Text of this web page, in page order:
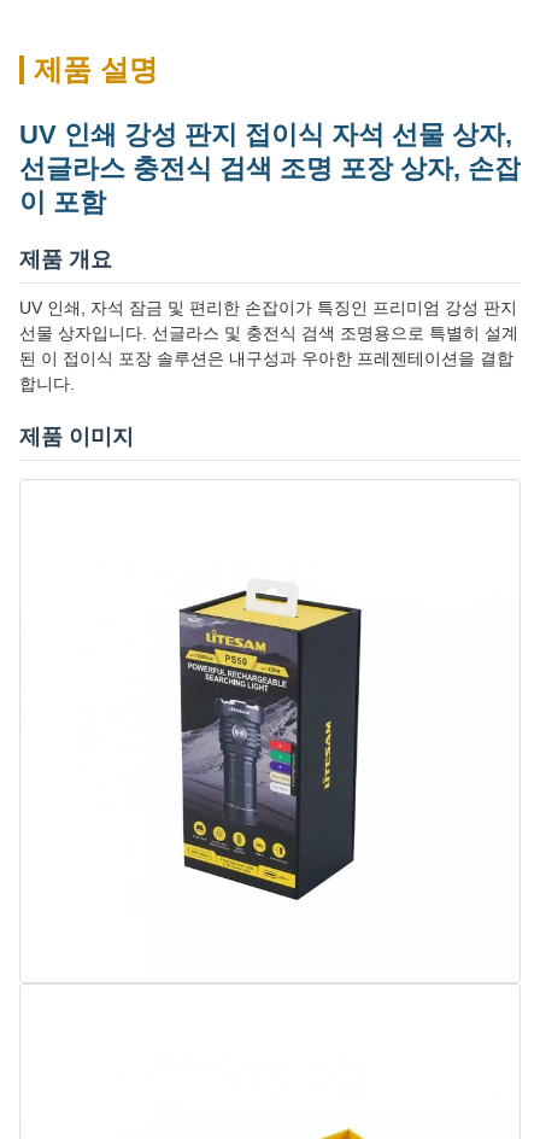
제품 설명
UV 인쇄 강성 판지 접이식 자석 선물 상자,
선글라스 충전식 검색 조명 포장 상자, 손잡
이 포함
제품 개요
UV 인쇄, 자석 잠금 및 편리한 손잡이가 특징인 프리미엄 강성 판지
선물 상자입니다. 선글라스 및 충전식 검색 조명용으로 특별히 설계
된 이 접이식 포장 솔루션은 내구성과 우아한 프레젠테이션을 결합
합니다.
제품 이미지